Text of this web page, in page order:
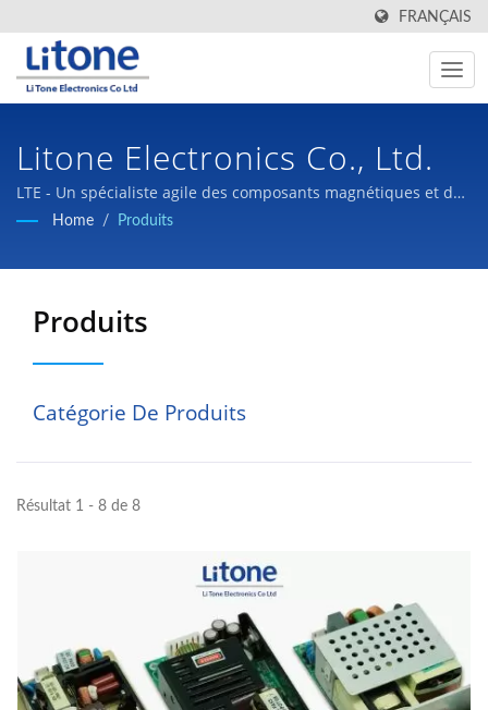
FRANÇAIS
Litone Electronics Co., Ltd.
LTE - Un spécialiste agile des composants magnétiques et des
alimentations à découpage.
Home / Produits
Produits
Catégorie De Produits
Résultat 1 - 8 de 8